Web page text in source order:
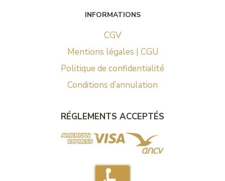
INFORMATIONS
CGV
Mentions légales | CGU
Politique de confidentialité
Conditions d’annulation
RÉGLEMENTS ACCEPTÉS